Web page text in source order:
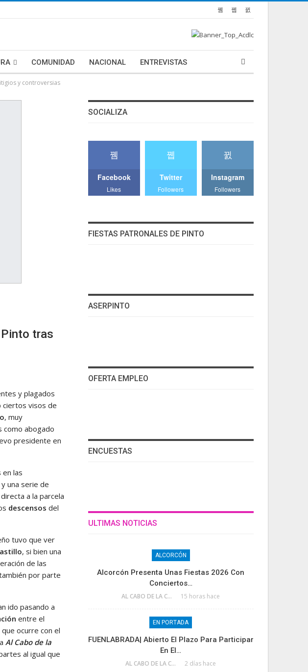
COMUNIDAD NACIONAL ENTREVISTAS
y controversias
tras
y plagados
ciertos visos de
, muy
como abogado
presidente en
en las
y una serie de
a la parcela
descensos del
tuvo que ver
, si bien una
de las
por parte
ido pasando a
entre el
que ocurre con el
Al Cabo de la
al igual que
SOCIALIZA
Facebook
Likes
Twitter
Followers
Instagram
Followers
FIESTAS PATRONALES DE PINTO
ASERPINTO
OFERTA EMPLEO
ENCUESTAS
ULTIMAS NOTICIAS
ALCORCÓN
Alcorcón Presenta Unas Fiestas 2026 Con
Conciertos…
AL CABO DE LA CALLE 15 horas hace
EN PORTADA
FUENLABRADA| Abierto El Plazo Para Participar
En El…
AL CABO DE LA CALLE 2 días hace